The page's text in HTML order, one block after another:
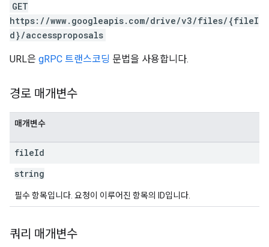
GET
https://www.googleapis.com/drive/v3/files/{fileI
d}/accessproposals
URL은 gRPC 트랜스코딩 문법을 사용합니다.
경로 매개변수
매개변수
fileId
string
필수 항목입니다. 요청이 이루어진 항목의 ID입니다.
쿼리 매개변수